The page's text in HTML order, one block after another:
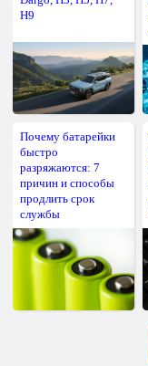
H9
Почему батарейки
быстро
разряжаются: 7
причин и способы
продлить срок
службы